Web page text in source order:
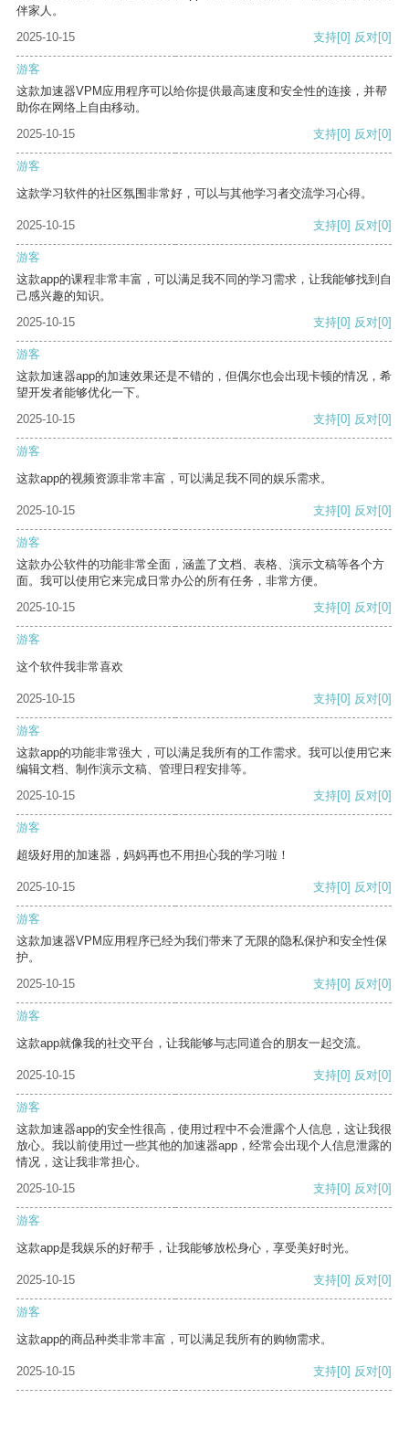
伴家人。
2025-10-15
支持[0] 反对[0]
游客
这款加速器VPM应用程序可以给你提供最高速度和安全性的连接，并帮
助你在网络上自由移动。
2025-10-15
支持[0] 反对[0]
游客
这款学习软件的社区氛围非常好，可以与其他学习者交流学习心得。
2025-10-15 支持[0] 反对[0]
游客
这款app的课程非常丰富，可以满足我不同的学习需求，让我能够找到自
己感兴趣的知识。
2025-10-15
支持[0] 反对[0]
游客
这款加速器app的加速效果还是不错的，但偶尔也会出现卡顿的情况，希
望开发者能够优化一下。
2025-10-15
支持[0] 反对[0]
游客
这款app的视频资源非常丰富，可以满足我不同的娱乐需求。
2025-10-15 支持[0] 反对[0]
游客
这款办公软件的功能非常全面，涵盖了文档、表格、演示文稿等各个方
面。我可以使用它来完成日常办公的所有任务，非常方便。
2025-10-15
支持[0] 反对[0]
游客
这个软件我非常喜欢
2025-10-15 支持[0] 反对[0]
游客
这款app的功能非常强大，可以满足我所有的工作需求。我可以使用它来
编辑文档、制作演示文稿、管理日程安排等。
2025-10-15
支持[0] 反对[0]
游客
超级好用的加速器，妈妈再也不用担心我的学习啦！
2025-10-15 支持[0] 反对[0]
游客
这款加速器VPM应用程序已经为我们带来了无限的隐私保护和安全性保
护。
2025-10-15
支持[0] 反对[0]
游客
这款app就像我的社交平台，让我能够与志同道合的朋友一起交流。
2025-10-15 支持[0] 反对[0]
游客
这款加速器app的安全性很高，使用过程中不会泄露个人信息，这让我很
放心。我以前使用过一些其他的加速器app，经常会出现个人信息泄露的
情况，这让我非常担心。
2025-10-15
支持[0] 反对[0]
游客
这款app是我娱乐的好帮手，让我能够放松身心，享受美好时光。
2025-10-15 支持[0] 反对[0]
游客
这款app的商品种类非常丰富，可以满足我所有的购物需求。
2025-10-15 支持[0] 反对[0]